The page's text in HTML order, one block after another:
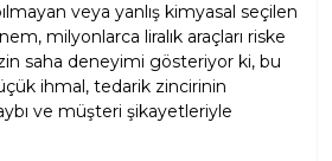
veya yanlış kimyasal seçilen
milyonlarca liralık araçları riske
saha deneyimi gösteriyor ki, bu
ihmal, tedarik zincirinin
ve müşteri şikayetleriyle